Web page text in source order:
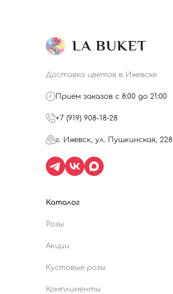
Доставка цветов в Ижевске
Прием заказов с 8:00 до 21:00
+7 (919) 908-18-28
г. Ижевск, ул. Пушкинская, 228
Каталог
Розы
Акции
Кустовые розы
Комплименты